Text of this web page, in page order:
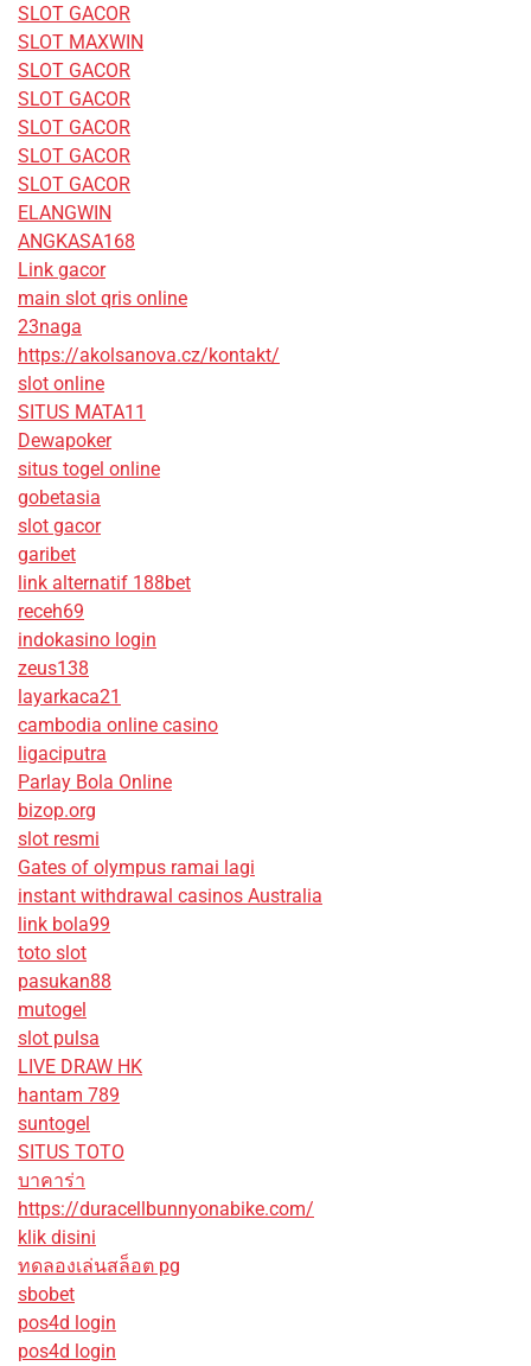
SLOT GACOR
SLOT MAXWIN
SLOT GACOR
SLOT GACOR
SLOT GACOR
SLOT GACOR
SLOT GACOR
ELANGWIN
ANGKASA168
Link gacor
main slot qris online
23naga
https://akolsanova.cz/kontakt/
slot online
SITUS MATA11
Dewapoker
situs togel online
gobetasia
slot gacor
garibet
link alternatif 188bet
receh69
indokasino login
zeus138
layarkaca21
cambodia online casino
ligaciputra
Parlay Bola Online
bizop.org
slot resmi
Gates of olympus ramai lagi
instant withdrawal casinos Australia
link bola99
toto slot
pasukan88
mutogel
slot pulsa
LIVE DRAW HK
hantam 789
suntogel
SITUS TOTO
บาคาร่า
https://duracellbunnyonabike.com/
klik disini
ทดลองเล่นสล็อต pg
sbobet
pos4d login
pos4d login